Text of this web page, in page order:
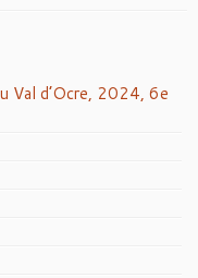
Val d’Ocre, 2024, 6e